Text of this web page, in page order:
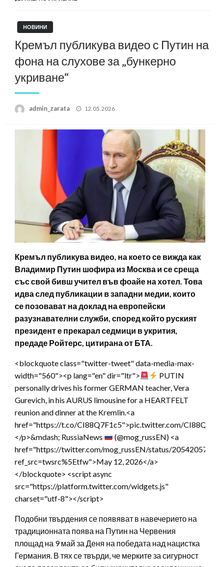
НОВИНИ
Кремъл публикува видео с Путин на
фона на слухове за „бункерно
укриване“
admin_zarata
Posted
12.05.2026
Кремъл публикува видео, на което се вижда как
Владимир Путин шофира из Москва и се среща
със свой бивш учител във фоайе на хотел. Това
идва след публикации в западни медии, които
се позовават на доклад на европейски
разузнавателни служби, според който руският
президент е прекарал седмици в укрития,
предаде Ройтерс, цитирана от БТА.
<blockquote class="twitter-tweet" data-media-max-
width="560"><p lang="en" dir="ltr">
PUTIN
personally drives his former GERMAN teacher, Vera
Gurevich, in his AURUS limousine for a HEARTFELT
reunion and dinner at the Kremlin.<a
href="https://t.co/CI88Q7F1c5">pic.twitter.com/
</p>&mdash; RussiaNews
(@mog_russEN) <a
href="https://twitter.com/mog_russEN/status/
ref_src=twsrc%5Etfw">May 12, 2026</a>
</blockquote> <script async
src="https://platform.twitter.com/widgets.js"
charset="utf-8"></script>
Подобни твърдения се появяват в навечерието на
традиционната поява на Путин на Червения
площад на 9 май за Деня на победата над нацистка
Германия. В тях се твърди, че мерките за сигурност